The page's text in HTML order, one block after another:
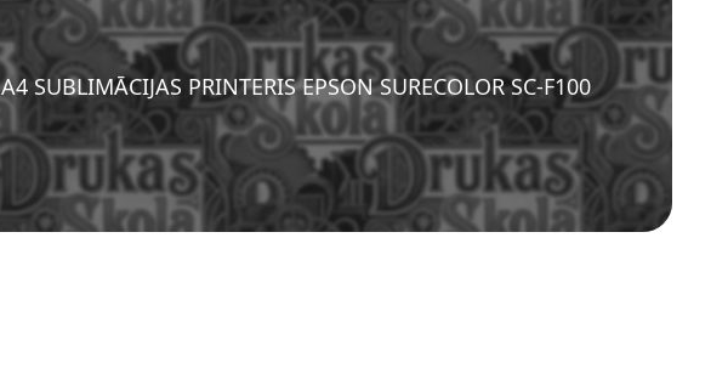
A4 SUBLIMĀCIJAS PRINTERIS EPSON SURECOLOR SC-F100